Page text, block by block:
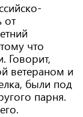
от
что
Говорит,
ветераном и
были под
парня.